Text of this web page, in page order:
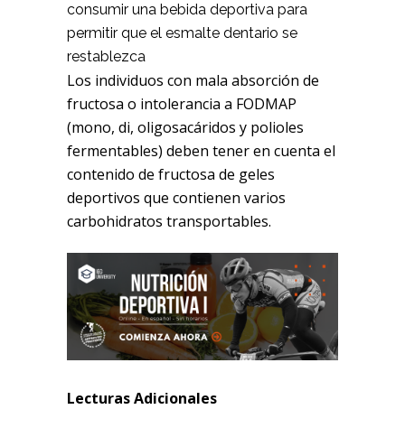
consumir una bebida deportiva para
permitir que el esmalte dentario se
restablezca
Los individuos con mala absorción de
fructosa o intolerancia a FODMAP
(mono, di, oligosacáridos y polioles
fermentables) deben tener en cuenta el
contenido de fructosa de geles
deportivos que contienen varios
carbohidratos transportables.
Lecturas Adicionales